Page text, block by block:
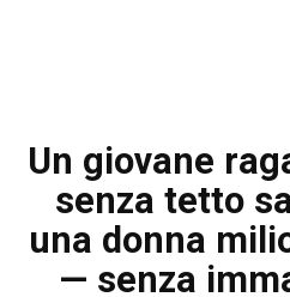
Un giovane
senza tetto
una donna
— senza